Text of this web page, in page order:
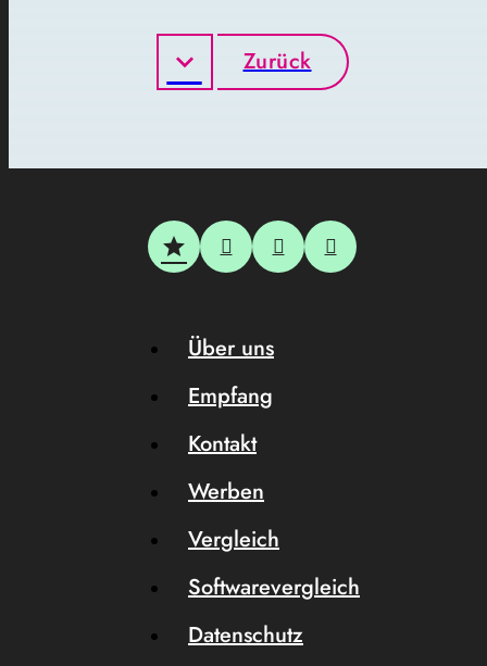
Zurück
Über uns
Empfang
Kontakt
Werben
Vergleich
Softwarevergleich
Datenschutz